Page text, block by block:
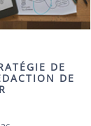
DE
DE